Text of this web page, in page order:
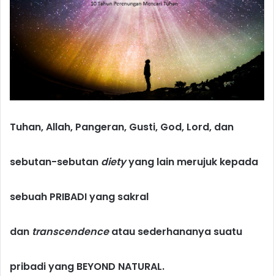
e
m
a
i
l
Tuhan, Allah, Pangeran, Gusti, God, Lord, dan
sebutan-sebutan dietyyang lain merujuk kepada
sebuah PRIBADI yang sakral
dan transcendenceatau sederhananya suatu
pribadi yang BEYOND NATURAL.